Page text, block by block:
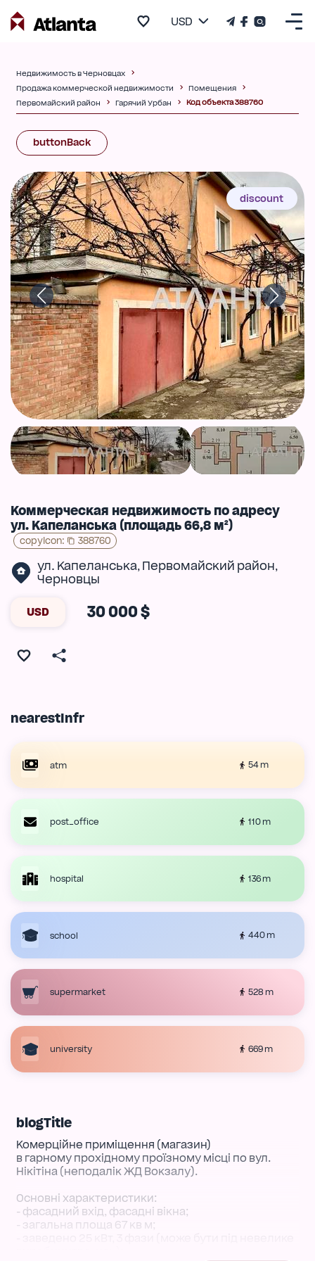
USD
Недвижимость в Черновцах
Продажа коммерческой недвижимости
Помещения
Первомайский район
Гарячий Урбан Код объекта 388760
buttonBack
discount
Коммерческая недвижимость по адресу
ул. Капеланська (площадь 66,8 м²)
copyIcon: 388760
ул. Капеланська, Первомайский район,
Черновцы
USD 30 000 $
nearestInfr
atm 54 m
post_office 110 m
hospital 136 m
school 440 m
supermarket 528 m
university 669 m
blogTitle
Комерційне приміщення (магазин)
в гарному прохідному проїзному місці по вул.
Нікітіна (неподалік ЖД Вокзалу).
Основні характеристики:
- фасадний вхід, фасадні вікна;
- загальна площа 67 кв м;